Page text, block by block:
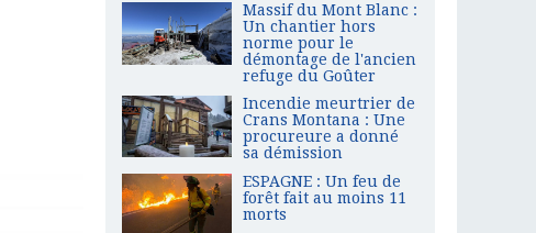
Massif du Mont Blanc :
Un chantier hors
norme pour le
démontage de l'ancien
refuge du Goûter
Incendie meurtrier de
Crans Montana : Une
procureure a donné
sa démission
ESPAGNE : Un feu de
forêt fait au moins 11
morts